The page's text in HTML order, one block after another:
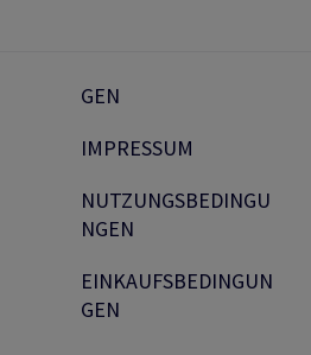
GEN
IMPRESSUM
NUTZUNGSBEDINGU
NGEN
EINKAUFSBEDINGUN
GEN